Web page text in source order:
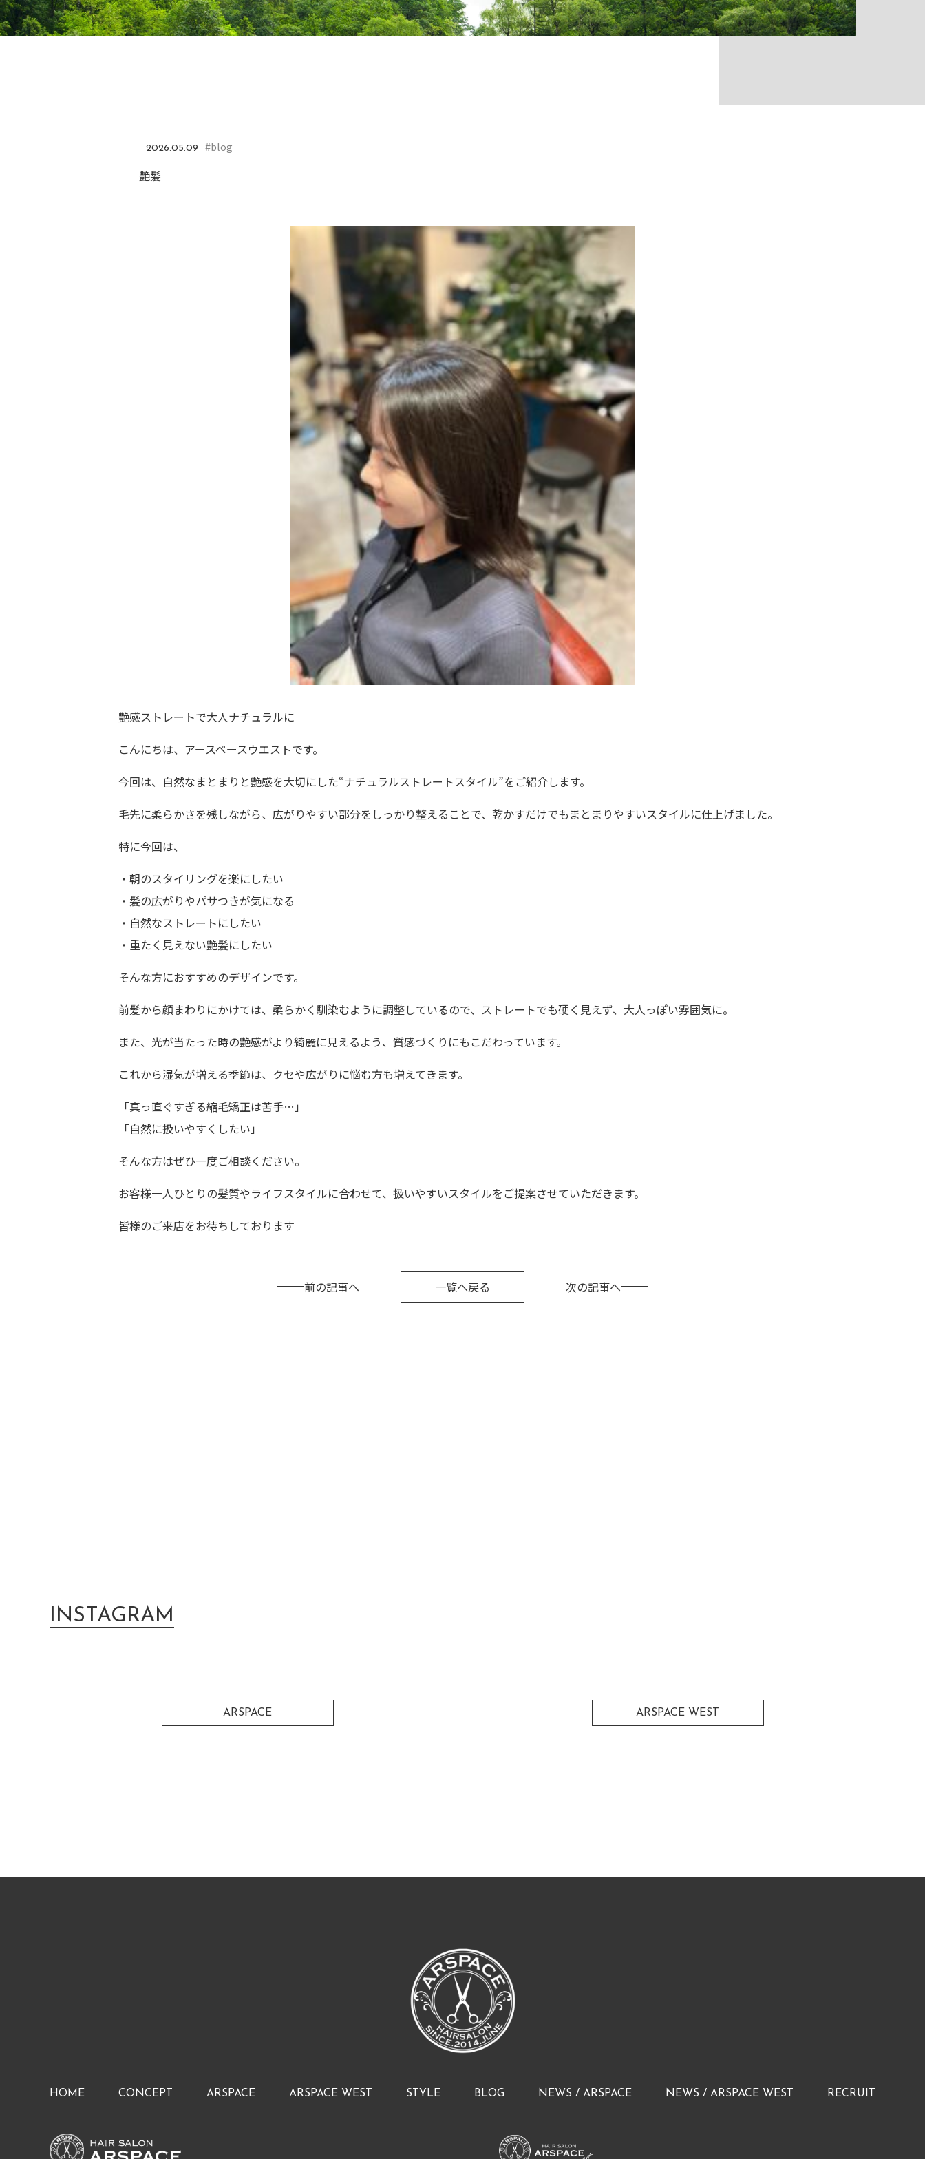
2026.05.09 #blog
艶髪
艶感ストレートで大人ナチュラルに
こんにちは、アースペースウエストです。
今回は、自然なまとまりと艶感を大切にした“ナチュラルストレートスタイル”をご紹介します。
毛先に柔らかさを残しながら、広がりやすい部分をしっかり整えることで、乾かすだけでもまとまりやすいスタイルに仕上げました。
特に今回は、
・朝のスタイリングを楽にしたい
・髪の広がりやパサつきが気になる
・自然なストレートにしたい
・重たく見えない艶髪にしたい
そんな方におすすめのデザインです。
前髪から顔まわりにかけては、柔らかく馴染むように調整しているので、ストレートでも硬く見えず、大人っぽい雰囲気に。
また、光が当たった時の艶感がより綺麗に見えるよう、質感づくりにもこだわっています。
これから湿気が増える季節は、クセや広がりに悩む方も増えてきます。
「真っ直ぐすぎる縮毛矯正は苦手…」
「自然に扱いやすくしたい」
そんな方はぜひ一度ご相談ください。
お客様一人ひとりの髪質やライフスタイルに合わせて、扱いやすいスタイルをご提案させていただきます。
皆様のご来店をお待ちしております
前の記事へ 一覧へ戻る 次の記事へ
INSTAGRAM
ARSPACE ARSPACE WEST
HOME CONCEPT ARSPACE ARSPACE WEST STYLE BLOG NEWS / ARSPACE NEWS / ARSPACE WEST RECRUIT